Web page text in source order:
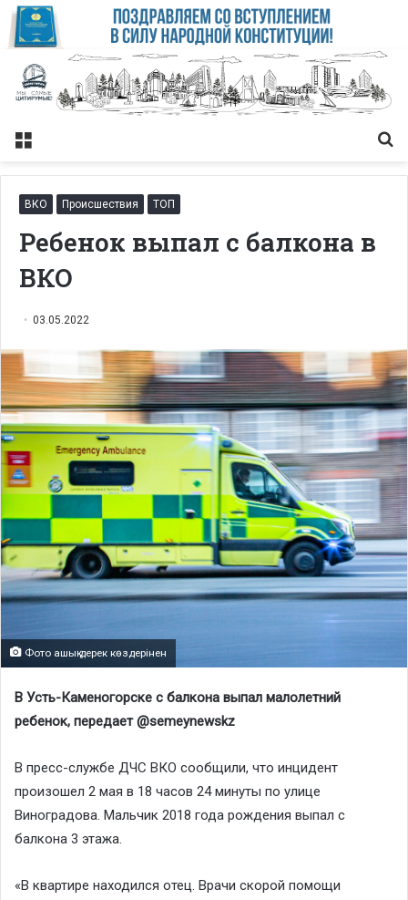
Меню
ВКО Происшествия ТОП
Ребенок выпал с балкона в
ВКО
03.05.2022
Фото ашық дерек көздерінен
В Усть-Каменогорске с балкона выпал малолетний
ребенок, передает @semeynewskz
В пресс-службе ДЧС ВКО сообщили, что инцидент
произошел 2 мая в 18 часов 24 минуты по улице
Виноградова. Мальчик 2018 года рождения выпал с
балкона 3 этажа.
«В квартире находился отец. Врачи скорой помощи